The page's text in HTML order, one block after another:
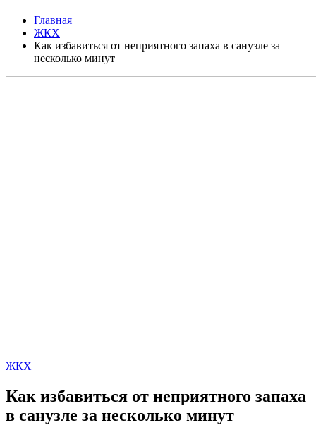
Главная
ЖКХ
Как избавиться от неприятного запаха в санузле за
несколько минут
ЖКХ
Как избавиться от неприятного запаха
в санузле за несколько минут